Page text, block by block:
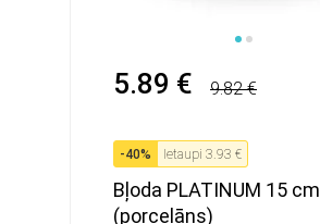
5.89 € 9.82 €
-40% Ietaupi 3.93 €
Bļoda PLATINUM 15 cm
(porcelāns)